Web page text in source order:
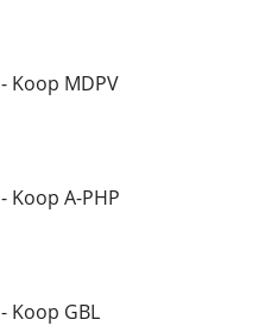
- Koop MDPV
- Koop A-PHP
- Koop GBL